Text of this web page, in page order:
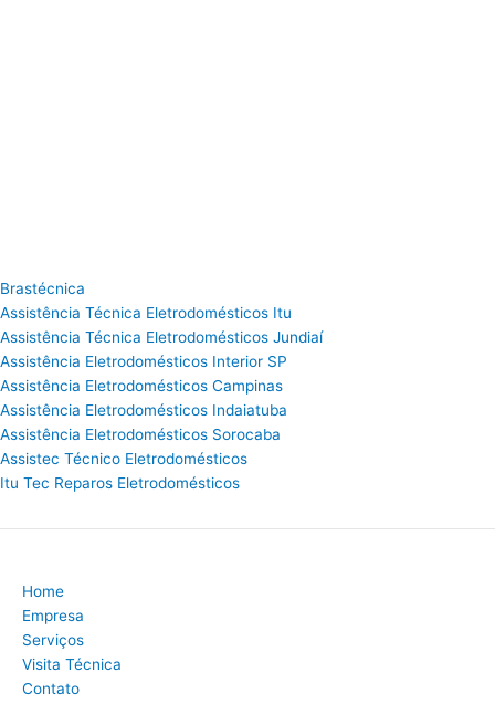
Brastécnica
Assistência Técnica Eletrodomésticos Itu
Assistência Técnica Eletrodomésticos Jundiaí
Assistência Eletrodomésticos Interior SP
Assistência Eletrodomésticos Campinas
Assistência Eletrodomésticos Indaiatuba
Assistência Eletrodomésticos Sorocaba
Assistec Técnico Eletrodomésticos
Itu Tec Reparos Eletrodomésticos
Home
Empresa
Serviços
Visita Técnica
Contato